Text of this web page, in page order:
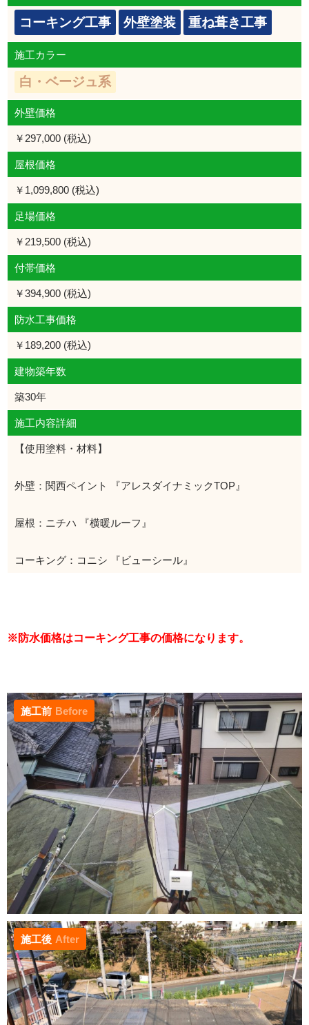
コーキング工事 外壁塗装 重ね葺き工事
施工カラー
白・ベージュ系
外壁価格
￥297,000 (税込)
屋根価格
￥1,099,800 (税込)
足場価格
￥219,500 (税込)
付帯価格
￥394,900 (税込)
防水工事価格
￥189,200 (税込)
建物築年数
築30年
施工内容詳細
【使用塗料・材料】
外壁：関西ペイント 『アレスダイナミックTOP』
屋根：ニチハ 『横暖ルーフ』
コーキング：コニシ 『ビューシール』
※防水価格はコーキング工事の価格になります。
施工前 Before
施工後 After